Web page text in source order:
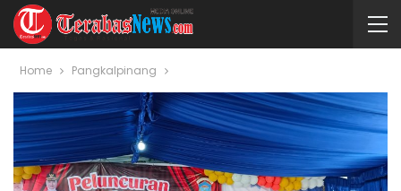
Home Pangkalpinang